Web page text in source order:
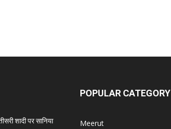
शादी पर सानिया
POPULAR CATEGORY
Meerut